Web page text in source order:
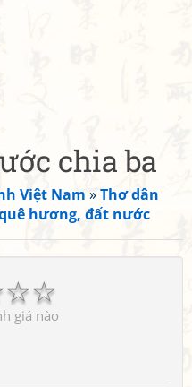
chia ba
Việt Nam »Thơ dân
hương, đất nước
☆
☆
giá nào